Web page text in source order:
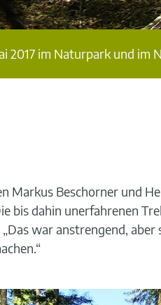
2017 im Naturpark und im
Markus Beschorner und
bis dahin unerfahrenen
war anstrengend,